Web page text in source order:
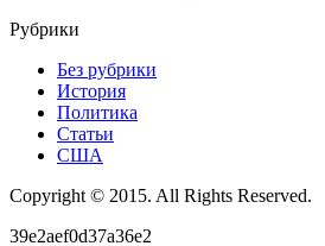
Рубрики
Без рубрики
История
Политика
Статьи
США
Copyright © 2015. All Rights Reserved.
39e2aef0d37a36e2